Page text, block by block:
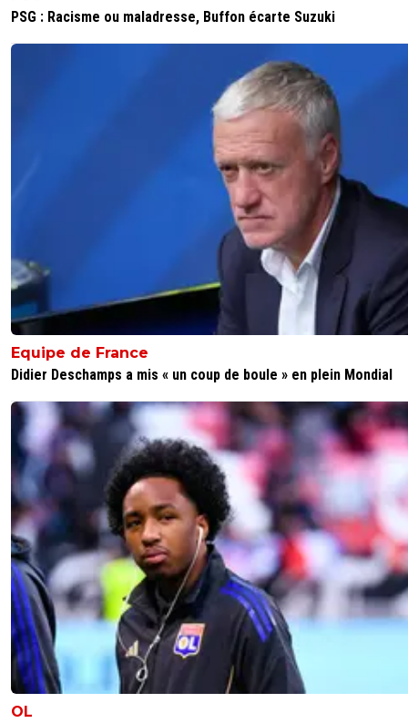
PSG : Racisme ou maladresse, Buffon écarte Suzuki
Equipe de France
Didier Deschamps a mis « un coup de boule » en plein Mondial
OL